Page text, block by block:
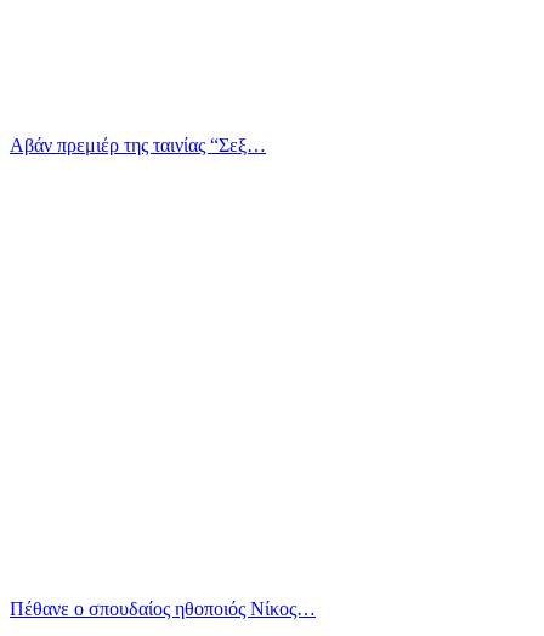
Αβάν πρεμιέρ της ταινίας “Σεξ…
Πέθανε ο σπουδαίος ηθοποιός Νίκος…